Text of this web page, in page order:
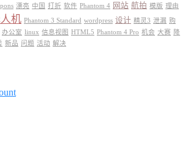
漂亮 中国 打折 软件 Phantom 4 网站 航拍 模版 理由
机 Phantom 3 Standard wordpress 设计 精灵3 泄漏 购
办公室 linux 信息视图 HTML5 Phantom 4 Pro 机会 大赛
降
新品 问题 活动 解决